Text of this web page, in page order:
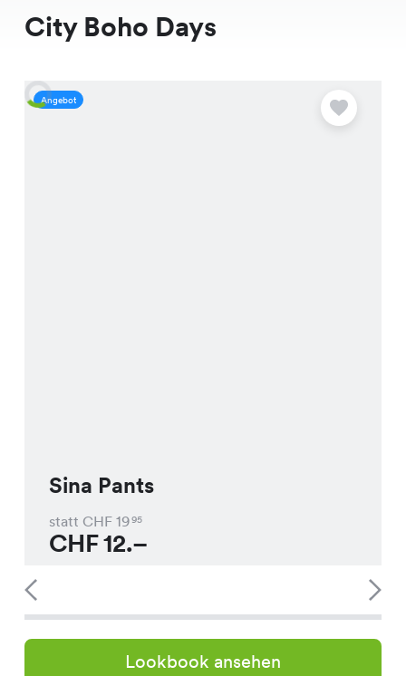
City Boho Days
Angebot
Sina Pants
statt CHF 1995
CHF12.–
Lookbook ansehen